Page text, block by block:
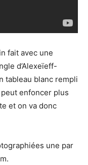
fait avec une
d’Alexeïeff-
tableau blanc rempli
enfoncer plus
et on va donc
une par